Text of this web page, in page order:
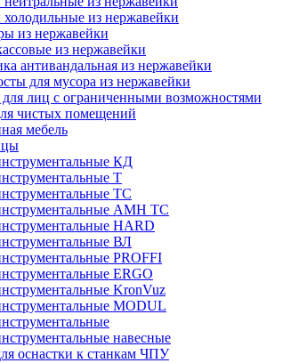
из нержавейки
из нержавейки
из нержавейки
антивандальная из нержавейки
для мусора из нержавейки
лиц с ограниченными возможностями
чистых помещений
мебель
КД
Т
ТС
AMH TC
HARD
ВЛ
PROFFI
ERGO
KronVuz
MODUL
навесные
оснастки к станкам ЧПУ